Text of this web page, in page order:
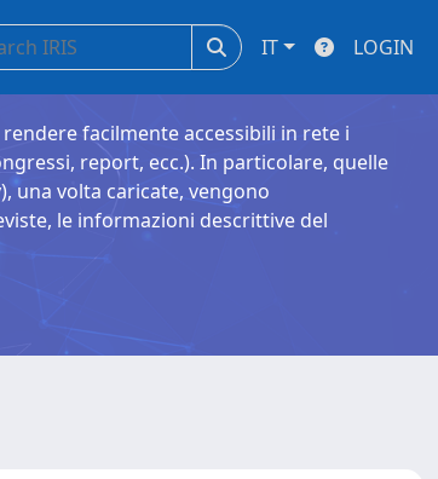
IT LOGIN
facilmente accessibili in rete i
report, ecc.). In particolare, quelle
una volta caricate, vengono
le informazioni descrittive del